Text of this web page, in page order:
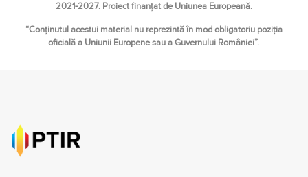
2021-2027. Proiect finanțat de Uniunea Europeană.
“Conținutul acestui material nu reprezintă în mod obligatoriu poziția
oficială a Uniunii Europene sau a Guvernului României”.